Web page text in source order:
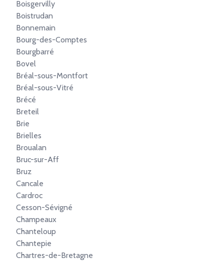
Boisgervilly
Boistrudan
Bonnemain
Bourg-des-Comptes
Bourgbarré
Bovel
Bréal-sous-Montfort
Bréal-sous-Vitré
Brécé
Breteil
Brie
Brielles
Broualan
Bruc-sur-Aff
Bruz
Cancale
Cardroc
Cesson-Sévigné
Champeaux
Chanteloup
Chantepie
Chartres-de-Bretagne